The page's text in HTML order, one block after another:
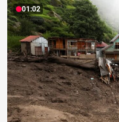
01:02